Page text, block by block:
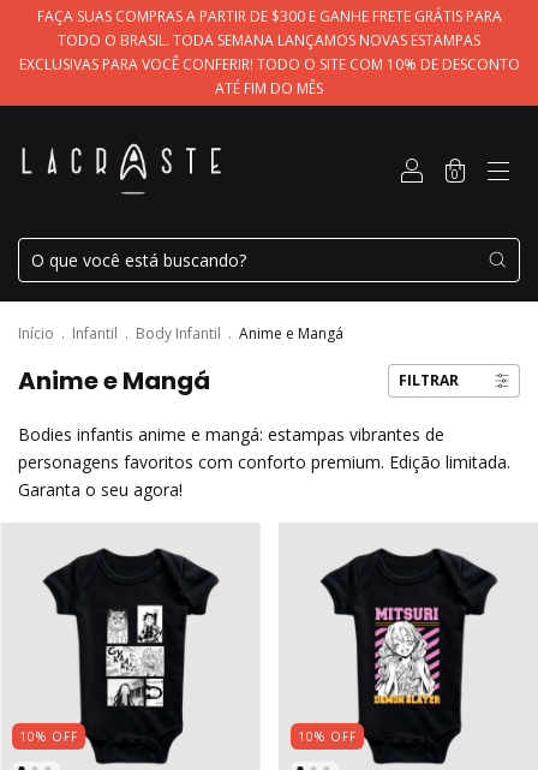
FAÇA SUAS COMPRAS A PARTIR DE $300 E GANHE FRETE GRÁTIS PARA
TODO O BRASIL. TODA SEMANA LANÇAMOS NOVAS ESTAMPAS
EXCLUSIVAS PARA VOCÊ CONFERIR! TODO O SITE COM 10% DE DESCONTO
ATÉ FIM DO MÊS
0
Início . Infantil . Body Infantil . Anime e Mangá
Anime e Mangá FILTRAR
Bodies infantis anime e mangá: estampas vibrantes de
personagens favoritos com conforto premium. Edição limitada.
Garanta o seu agora!
10% OFF 10% OFF